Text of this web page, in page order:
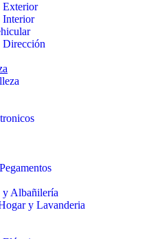
Exterior
Interior
Dirección
y Albañilería
y Lavanderia